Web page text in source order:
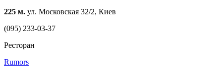
225 м. ул. Московская 32/2, Киев
(095) 233-03-37
Ресторан
Rumors